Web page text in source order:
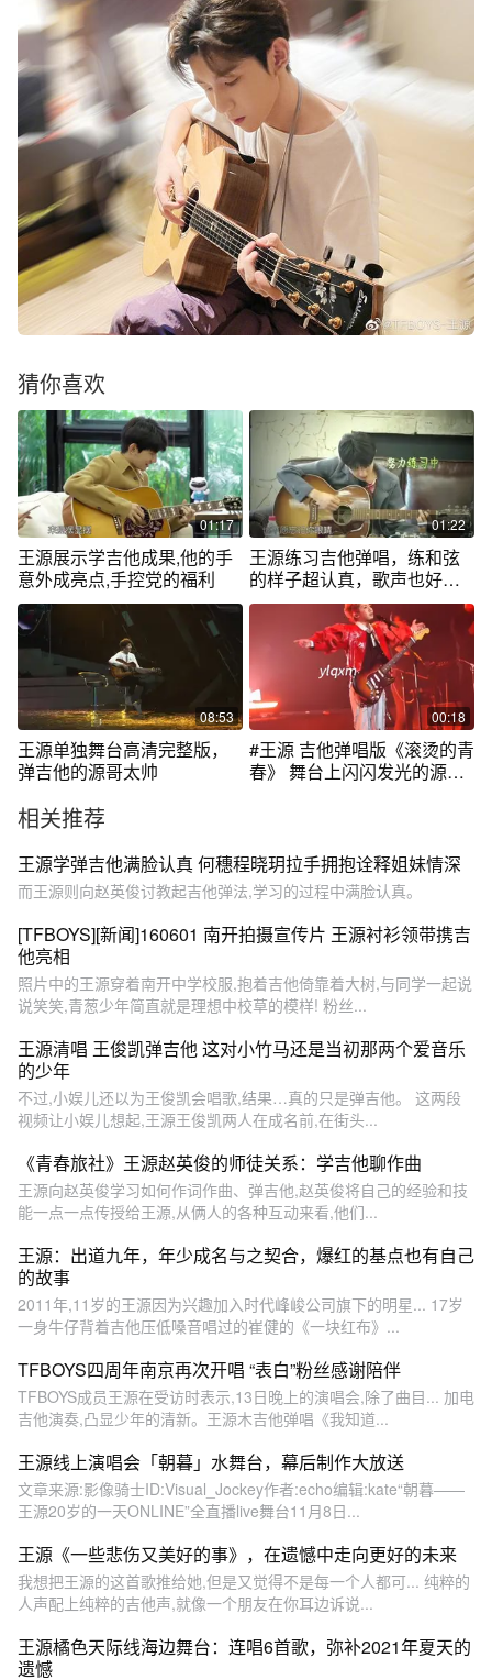
猜你喜欢
01:17
王源展示学吉他成果,他的手
意外成亮点,手控党的福利
01:22
王源练习吉他弹唱，练和弦
的样子超认真，歌声也好听
极了！
08:53
王源单独舞台高清完整版，
弹吉他的源哥太帅
00:18
#王源 吉他弹唱版《滚烫的青
春》 舞台上闪闪发光的源儿
相关推荐
王源学弹吉他满脸认真 何穗程晓玥拉手拥抱诠释姐妹情深
而王源则向赵英俊讨教起吉他弹法,学习的过程中满脸认真。
[TFBOYS][新闻]160601 南开拍摄宣传片 王源衬衫领带携吉
他亮相
照片中的王源穿着南开中学校服,抱着吉他倚靠着大树,与同学一起说
说笑笑,青葱少年简直就是理想中校草的模样! 粉丝...
王源清唱 王俊凯弹吉他 这对小竹马还是当初那两个爱音乐
的少年
不过,小娱儿还以为王俊凯会唱歌,结果…真的只是弹吉他。 这两段
视频让小娱儿想起,王源王俊凯两人在成名前,在街头...
《青春旅社》王源赵英俊的师徒关系：学吉他聊作曲
王源向赵英俊学习如何作词作曲、弹吉他,赵英俊将自己的经验和技
能一点一点传授给王源,从俩人的各种互动来看,他们...
王源：出道九年，年少成名与之契合，爆红的基点也有自己
的故事
2011年,11岁的王源因为兴趣加入时代峰峻公司旗下的明星... 17岁
一身牛仔背着吉他压低嗓音唱过的崔健的《一块红布》...
TFBOYS四周年南京再次开唱 “表白”粉丝感谢陪伴
TFBOYS成员王源在受访时表示,13日晚上的演唱会,除了曲目... 加电
吉他演奏,凸显少年的清新。王源木吉他弹唱《我知道...
王源线上演唱会「朝暮」水舞台，幕后制作大放送
文章来源:影像骑士ID:Visual_Jockey作者:echo编辑:kate“朝暮——
王源20岁的一天ONLINE”全直播live舞台11月8日...
王源《一些悲伤又美好的事》，在遗憾中走向更好的未来
我想把王源的这首歌推给她,但是又觉得不是每一个人都可... 纯粹的
人声配上纯粹的吉他声,就像一个朋友在你耳边诉说...
王源橘色天际线海边舞台：连唱6首歌，弥补2021年夏天的
遗憾